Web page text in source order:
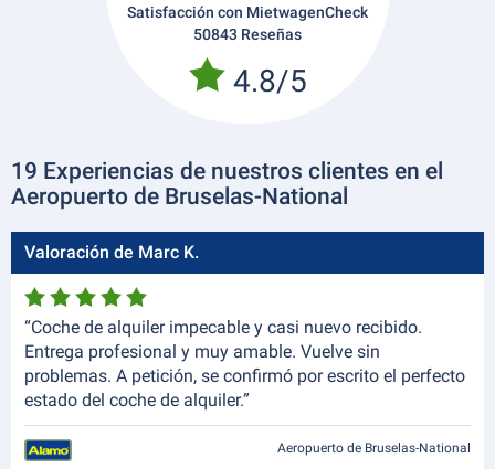
Satisfacción con MietwagenCheck
50843 Reseñas
4.8/5
19 Experiencias de nuestros clientes en el
Aeropuerto de Bruselas-National
Valoración de Marc K.
“Coche de alquiler impecable y casi nuevo recibido.
Entrega profesional y muy amable. Vuelve sin
problemas. A petición, se confirmó por escrito el perfecto
estado del coche de alquiler.”
Aeropuerto de Bruselas-National